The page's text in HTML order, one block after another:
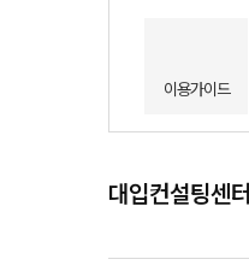
이용가이드
대입컨설팅센터